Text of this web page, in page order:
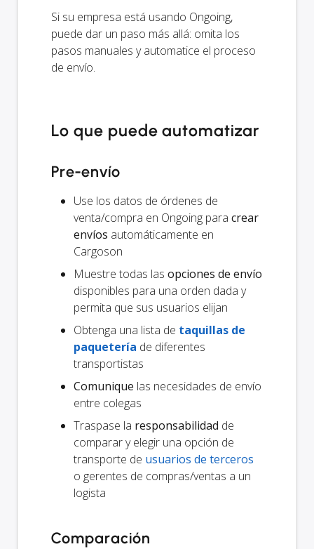
Si su empresa está usando Ongoing,
puede dar un paso más allá: omita los
pasos manuales y automatice el proceso
de envío.
Lo que puede automatizar
Pre-envío
Use los datos de órdenes de
venta/compra en Ongoing para crear
envíos automáticamente en
Cargoson
Muestre todas las opciones de envío
disponibles para una orden dada y
permita que sus usuarios elijan
Obtenga una lista de taquillas de
paquetería de diferentes
transportistas
Comunique las necesidades de envío
entre colegas
Traspase la responsabilidad de
comparar y elegir una opción de
transporte de usuarios de terceros
o gerentes de compras/ventas a un
logista
Comparación